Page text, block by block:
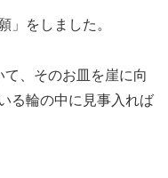
」をしました。
、そのお皿を崖に向
る輪の中に見事入れば